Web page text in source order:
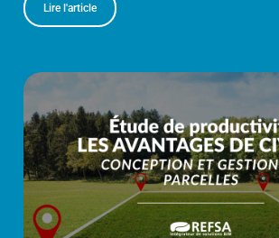
Lire l'article